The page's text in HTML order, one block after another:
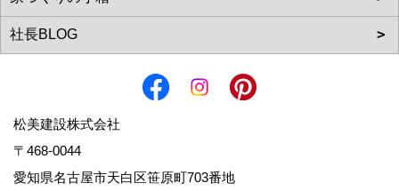
松美建設株式会社
〒468-0044
愛知県名古屋市天白区笹原町703番地